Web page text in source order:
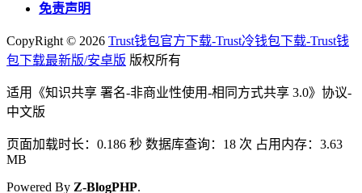
免责声明
CopyRight © 2026 Trust钱包官方下载-Trust冷钱包下载-Trust钱
包下载最新版/安卓版 版权所有
适用《知识共享 署名-非商业性使用-相同方式共享 3.0》协议-
中文版
页面加载时长：0.186 秒 数据库查询：18 次 占用内存：3.63
MB
Powered By Z-BlogPHP.